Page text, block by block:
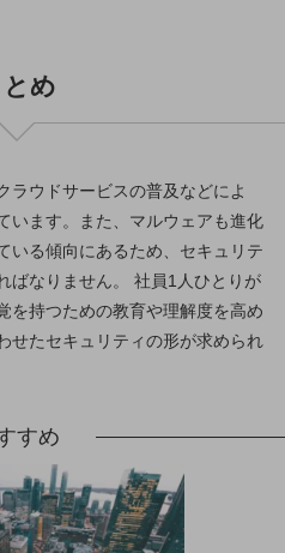
とめ
ラウドサービスの普及などによ
います。また、マルウェアも進化
いる傾向にあるため、セキュリテ
ばなりません。 社員1人ひとりが
を持つための教育や理解度を高め
せたセキュリティの形が求められ
すめ